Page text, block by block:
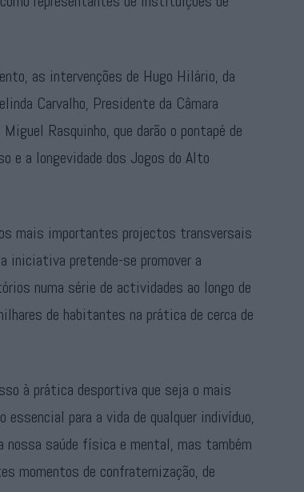
as intervenções de Hugo Hilário, da
Carvalho, Presidente da Câmara
Rasquinho, que darão o pontapé de
e a longevidade dos Jogos do Alto
mais importantes projectos transversais
iniciativa pretende-se promover a
numa série de actividades ao longo de
de habitantes na prática de cerca de
à prática desportiva que seja o mais
para a vida de qualquer indivíduo,
nossa saúde física e mental, mas também
momentos de confraternização, de